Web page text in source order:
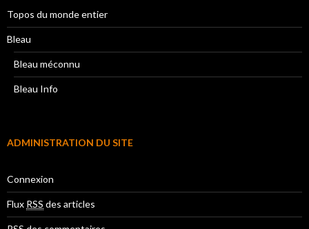
Topos du monde entier
Bleau
Bleau méconnu
Bleau Info
ADMINISTRATION DU SITE
Connexion
Flux RSS des articles